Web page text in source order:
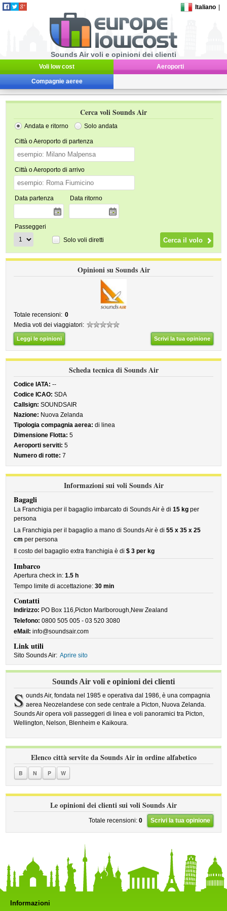
Italiano
Sounds Air voli e opinioni dei clienti
Voli low cost Aeroporti
Compagnie aeree
Cerca voli Sounds Air
Andata e ritorno Solo andata
Città o Aeroporto di partenza
Città o Aeroporto di arrivo
Data partenza Data ritorno
Passeggeri
Solo voli diretti
Opinioni su Sounds Air
Totale recensioni: 0
Media voti dei viaggiatori:
Leggi le opinioni Scrivi la tua opinione
Scheda tecnica di Sounds Air
Codice IATA: --
Codice ICAO: SDA
Callsign: SOUNDSAIR
Nazione: Nuova Zelanda
Tipologia compagnia aerea: di linea
Dimensione Flotta: 5
Aeroporti serviti: 5
Numero di rotte: 7
Informazioni sui voli Sounds Air
Bagagli
La Franchigia per il bagaglio imbarcato di Sounds Air è di15 kg per
persona
La Franchigia per il bagaglio a mano di Sounds Air è di55 x 35 x 25
cm per persona
Il costo del bagaglio extra franchigia è di$ 3 per kg
Imbarco
Apertura check in:1.5 h
Tempo limite di accettazione:30 min
Contatti
Indirizzo: PO Box 116,Picton Marlborough,New Zealand
Telefono: 0800 505 005 - 03 520 3080
eMail: info@soundsair.com
Link utili
Sito Sounds Air: Aprire sito
Sounds Air voli e opinioni dei clienti
S ounds Air, fondata nel 1985 e operativa dal 1986, è una compagnia
aerea Neozelandese con sede centrale a Picton, Nuova Zelanda.
Sounds Air opera voli passeggeri di linea e voli panoramici tra Picton,
Wellington, Nelson, Blenheim e Kaikoura.
Elenco città servite da Sounds Air in ordine alfabetico
B N P W
Le opinioni dei clienti sui voli Sounds Air
Totale recensioni: 0 Scrivi la tua opinione
Informazioni